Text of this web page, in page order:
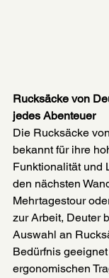
Rucksäcke von
jedes Abenteuer
Die Rucksäcke
bekannt für ihre
Funktionalität und
den nächsten
Mehrtagestour
zur Arbeit, Deuter
Auswahl an
Bedürfnis
ergonomischen